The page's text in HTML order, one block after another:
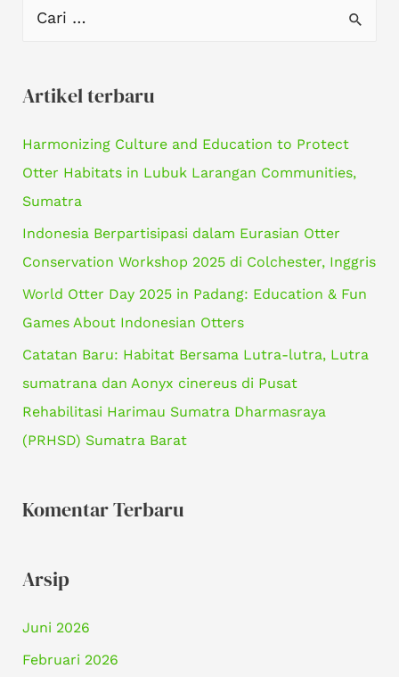
e
o
k
n
t
u
k
:
Artikel terbaru
Harmonizing Culture and Education to Protect
Otter Habitats in Lubuk Larangan Communities,
Sumatra
Indonesia Berpartisipasi dalam Eurasian Otter
Conservation Workshop 2025 di Colchester, Inggris
World Otter Day 2025 in Padang: Education & Fun
Games About Indonesian Otters
Catatan Baru: Habitat Bersama Lutra-lutra, Lutra
sumatrana dan Aonyx cinereus di Pusat
Rehabilitasi Harimau Sumatra Dharmasraya
(PRHSD) Sumatra Barat
Komentar Terbaru
Arsip
Juni 2026
Februari 2026